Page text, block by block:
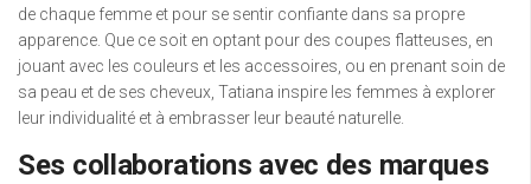
de chaque femme et pour se sentir confiante dans sa propre
apparence. Que ce soit en optant pour des coupes flatteuses, en
jouant avec les couleurs et les accessoires, ou en prenant soin de
sa peau et de ses cheveux, Tatiana inspire les femmes à explorer
leur individualité et à embrasser leur beauté naturelle.
Ses collaborations avec des marques